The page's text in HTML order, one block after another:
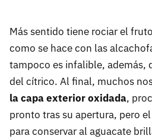
Más sentido tiene rociar el
como se hace con las
tampoco es infalible, además,
del cítrico. Al final, muchos
la capa exterior oxidada,
pronto tras su apertura, pero
para conservar al aguacate